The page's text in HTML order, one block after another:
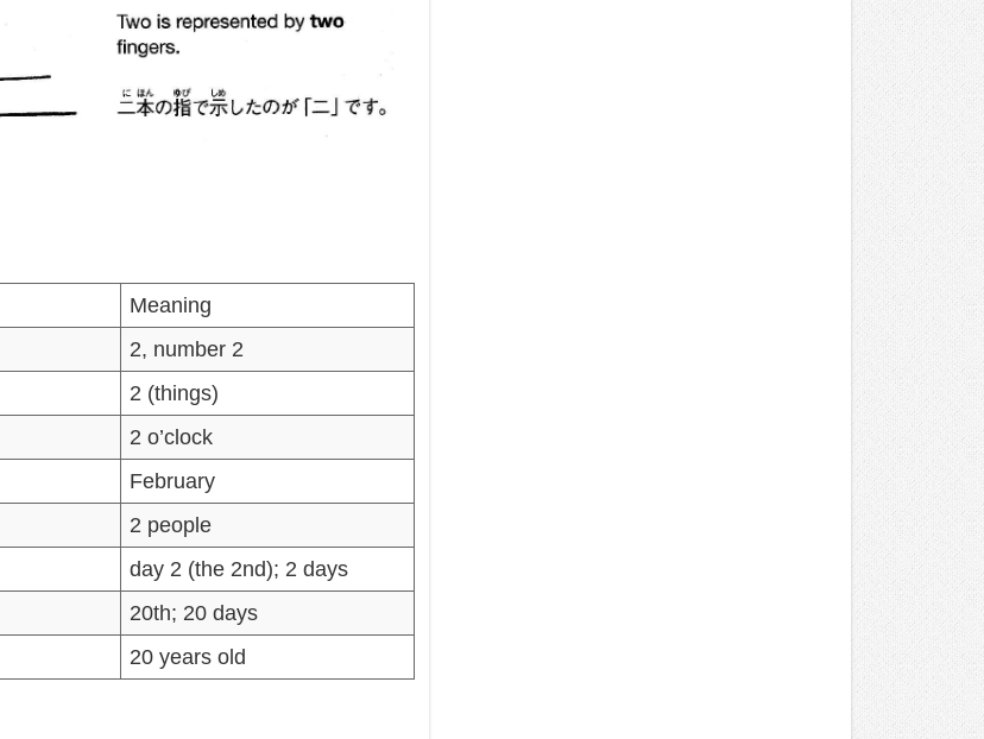
Meaning
2, number 2
2 (things)
2 o’clock
February
2 people
day 2 (the 2nd); 2 days
20th; 20 days
20 years old